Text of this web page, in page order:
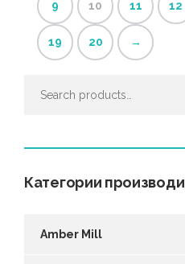
9 10 11 12
19 20 →
for:
Категории производи
Amber Mill